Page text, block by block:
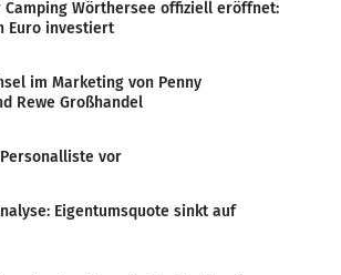
Camping Wörthersee offiziell eröffnet:
Euro investiert
im Marketing von Penny
Rewe Großhandel
vor
Eigentumsquote sinkt auf